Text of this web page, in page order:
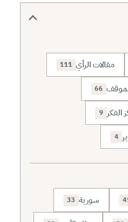
مقالات الرأي 111
66
الفكر 9
4
سورية 33